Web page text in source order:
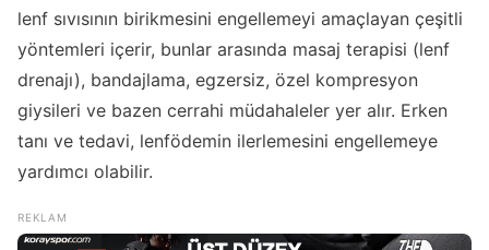
lenf sıvısının birikmesini engellemeyi amaçlayan çeşitli
yöntemleri içerir, bunlar arasında masaj terapisi (lenf
drenajı), bandajlama, egzersiz, özel kompresyon
giysileri ve bazen cerrahi müdahaleler yer alır. Erken
tanı ve tedavi, lenfödemin ilerlemesini engellemeye
yardımcı olabilir.